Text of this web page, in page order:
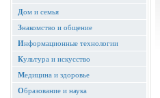
Дом и семья
Знакомство и общение
Информационные технологии
Культура и искусство
Медицина и здоровье
Образование и наука